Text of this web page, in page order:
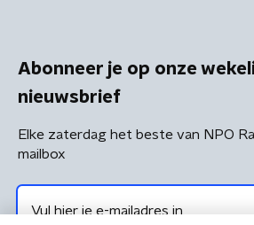
Abonneer je op onze
nieuwsbrief
Elke zaterdag het beste van NPO
mailbox